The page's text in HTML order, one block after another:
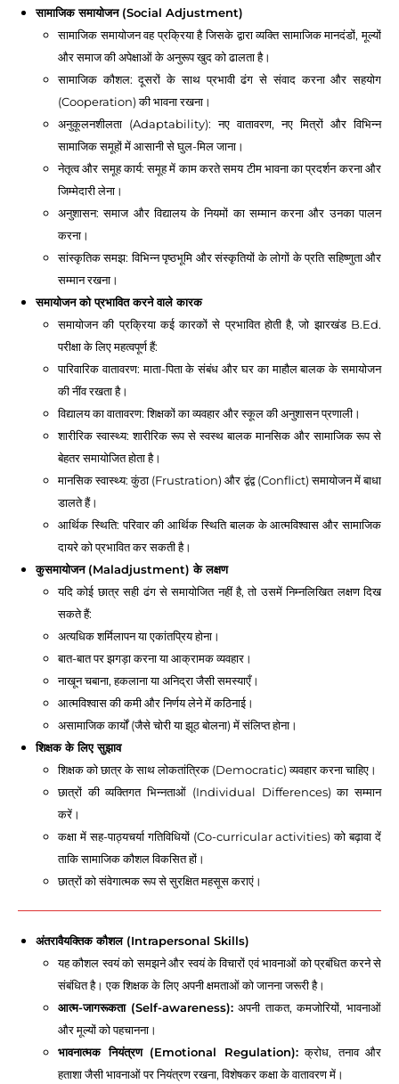
सामाजिक समायोजन (Social Adjustment)
सामाजिक समायोजन वह प्रक्रिया है जिसके द्वारा व्यक्ति सामाजिक मानदंडों, मूल्यों
और समाज की अपेक्षाओं के अनुरूप खुद को ढालता है।
सामाजिक कौशल: दूसरों के साथ प्रभावी ढंग से संवाद करना और सहयोग
(Cooperation) की भावना रखना।
अनुकूलनशीलता (Adaptability): नए वातावरण, नए मित्रों और विभिन्न
सामाजिक समूहों में आसानी से घुल-मिल जाना।
नेतृत्व और समूह कार्य: समूह में काम करते समय टीम भावना का प्रदर्शन करना और
जिम्मेदारी लेना।
अनुशासन: समाज और विद्यालय के नियमों का सम्मान करना और उनका पालन
करना।
सांस्कृतिक समझ: विभिन्न पृष्ठभूमि और संस्कृतियों के लोगों के प्रति सहिष्णुता और
सम्मान रखना।
समायोजन को प्रभावित करने वाले कारक
समायोजन की प्रक्रिया कई कारकों से प्रभावित होती है, जो झारखंड B.Ed.
परीक्षा के लिए महत्वपूर्ण हैं:
पारिवारिक वातावरण: माता-पिता के संबंध और घर का माहौल बालक के समायोजन
की नींव रखता है।
विद्यालय का वातावरण: शिक्षकों का व्यवहार और स्कूल की अनुशासन प्रणाली।
शारीरिक स्वास्थ्य: शारीरिक रूप से स्वस्थ बालक मानसिक और सामाजिक रूप से
बेहतर समायोजित होता है।
मानसिक स्वास्थ्य: कुंठा (Frustration) और द्वंद्व (Conflict) समायोजन में बाधा
डालते हैं।
आर्थिक स्थिति: परिवार की आर्थिक स्थिति बालक के आत्मविश्वास और सामाजिक
दायरे को प्रभावित कर सकती है।
कुसमायोजन (Maladjustment) के लक्षण
यदि कोई छात्र सही ढंग से समायोजित नहीं है, तो उसमें निम्नलिखित लक्षण दिख
सकते हैं:
अत्यधिक शर्मिलापन या एकांतप्रिय होना।
बात-बात पर झगड़ा करना या आक्रामक व्यवहार।
नाखून चबाना, हकलाना या अनिद्रा जैसी समस्याएँ।
आत्मविश्वास की कमी और निर्णय लेने में कठिनाई।
असामाजिक कार्यों (जैसे चोरी या झूठ बोलना) में संलिप्त होना।
शिक्षक के लिए सुझाव
शिक्षक को छात्र के साथ लोकतांत्रिक (Democratic) व्यवहार करना चाहिए।
छात्रों की व्यक्तिगत भिन्नताओं (Individual Differences) का सम्मान
करें।
कक्षा में सह-पाठ्यचर्या गतिविधियों (Co-curricular activities) को बढ़ावा दें
ताकि सामाजिक कौशल विकसित हों।
छात्रों को संवेगात्मक रूप से सुरक्षित महसूस कराएं।
अंतरावैयक्तिक कौशल (Intrapersonal Skills)
यह कौशल स्वयं को समझने और स्वयं के विचारों एवं भावनाओं को प्रबंधित करने से
संबंधित है। एक शिक्षक के लिए अपनी क्षमताओं को जानना जरूरी है।
आत्म-जागरूकता (Self-awareness): अपनी ताकत, कमजोरियों, भावनाओं
और मूल्यों को पहचानना।
भावनात्मक नियंत्रण (Emotional Regulation):क्रोध, तनाव और
हताशा जैसी भावनाओं पर नियंत्रण रखना, विशेषकर कक्षा के वातावरण में।